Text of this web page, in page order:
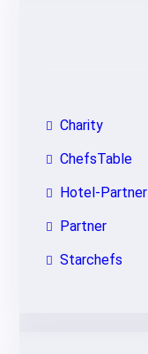
Charity
ChefsTable
Hotel-Partner
Partner
Starchefs